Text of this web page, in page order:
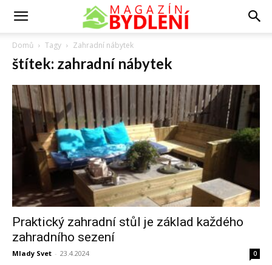
Domů Tagy Zahradní nábytek
štítek: zahradní nábytek
Praktický zahradní stůl je základ každého
zahradního sezení
Mlady Svet - 23.4.2024 0